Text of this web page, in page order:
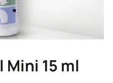
Mini 15 ml